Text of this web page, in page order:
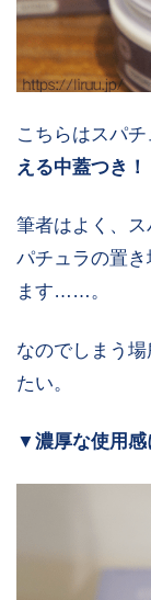
こちらはスパ
える中蓋つき！
筆者はよく、
パチュラの置
ます……。
なのでしまう
たい。
▼濃厚な使用感